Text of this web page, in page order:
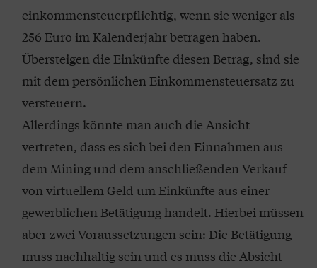
einkommensteuerpflichtig, wenn sie weniger als
256 Euro im Kalenderjahr betragen haben.
Übersteigen die Einkünfte diesen Betrag, sind sie
mit dem persönlichen Einkommensteuersatz zu
versteuern.
Allerdings könnte man auch die Ansicht
vertreten, dass es sich bei den Einnahmen aus
dem Mining und dem anschließenden Verkauf
von virtuellem Geld um Einkünfte aus einer
gewerblichen Betätigung handelt. Hierbei müssen
aber zwei Voraussetzungen sein: Die Betätigung
muss nachhaltig sein und es muss die Absicht